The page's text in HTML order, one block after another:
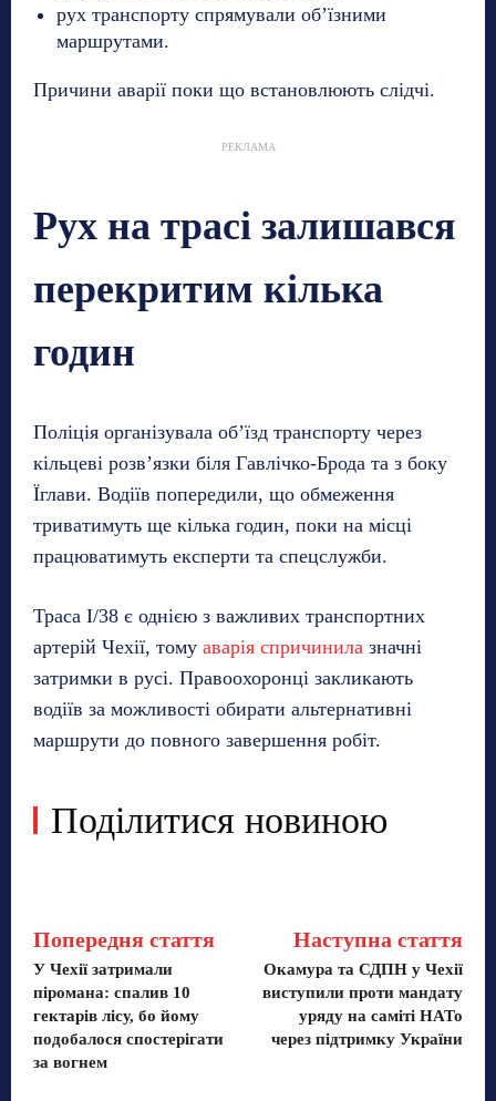
рух транспорту спрямували об’їзними
маршрутами.
Причини аварії поки що встановлюють слідчі.
РЕКЛАМА
Рух на трасі залишався
перекритим кілька
годин
Поліція організувала об’їзд транспорту через
кільцеві розв’язки біля Гавлічко-Брода та з боку
Їглави. Водіїв попередили, що обмеження
триватимуть ще кілька годин, поки на місці
працюватимуть експерти та спецслужби.
Траса I/38 є однією з важливих транспортних
артерій Чехії, тому аварія спричинила значні
затримки в русі. Правоохоронці закликають
водіїв за можливості обирати альтернативні
маршрути до повного завершення робіт.
Поділитися новиною
Попередня стаття
У Чехії затримали
піромана: спалив 10
гектарів лісу, бо йому
подобалося спостерігати
за вогнем
Наступна стаття
Окамура та СДПН у Чехії
виступили проти мандату
уряду на саміті НАТо
через підтримку України